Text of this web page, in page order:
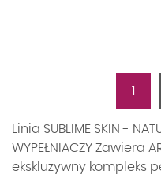
1
Linia SUBLIME SKIN -
WYPEŁNIACZY Zawiera
ekskluzywny kompleks